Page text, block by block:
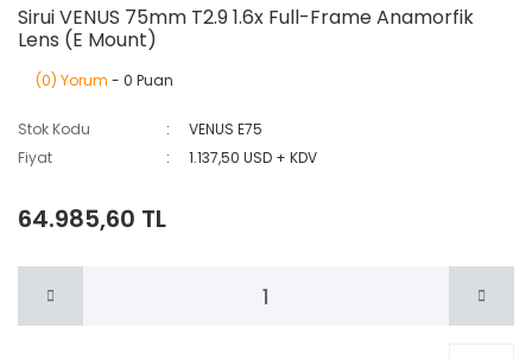
Sirui VENUS 75mm T2.9 1.6x Full-Frame Anamorfik
Lens (E Mount)
(0) Yorum - 0 Puan
Stok Kodu
VENUS E75
Fiyat
1.137,50 USD + KDV
64.985,60 TL